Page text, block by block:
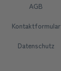
AGB
Kontaktformular
Datenschutz